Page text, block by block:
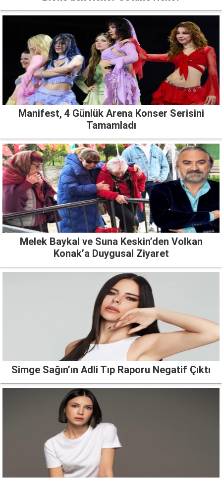
Manifest, 4 Günlük Arena Konser Serisini
Tamamladı
Melek Baykal ve Suna Keskin’den Volkan
Konak’a Duygusal Ziyaret
Simge Sağın’ın Adli Tıp Raporu Negatif Çıktı